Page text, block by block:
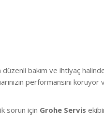
bakım ve ihtiyaç
performansını koruyor
sorun için Grohe Servis